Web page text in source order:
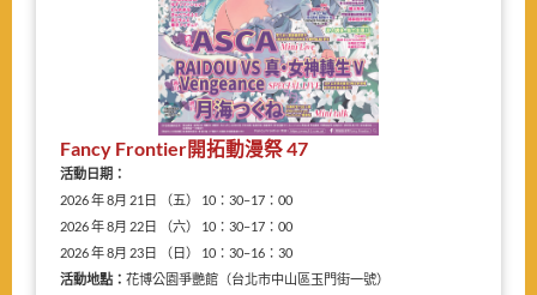
Fancy Frontier開拓動漫祭 47
活動日期：
2026 年 8月 21日 （五） 10：30–17：00
2026 年 8月 22日 （六） 10：30–17：00
2026 年 8月 23日 （日） 10：30–16：30
活動地點： 花博公園爭艷館（台北市中山區玉門街一號）